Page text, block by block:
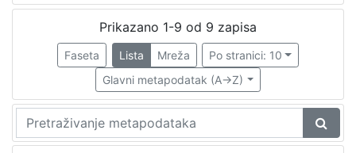
Mosinger, Rudolf (1865. – 9. 10. 1918.)
1
2
Izdavač
Prikazano 1-9 od 9 zapisa
Faseta Lista Mreža
Po stranici: 10
Glavni metapodatak (A->Z)